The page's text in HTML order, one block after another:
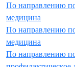
По направлению
медицина
По направлению
медицина
По направлению